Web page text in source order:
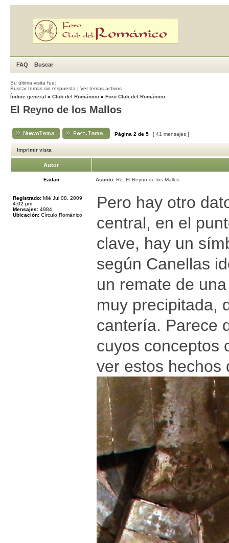
FAQ Buscar
Su última visita fue:
Buscar temas sin respuesta | Ver temas activos
Índice general » Club del Románico » Foro Club del Románico
El Reyno de los Mallos
Página 2 de 5 [ 41 mensajes ]
Imprimir vista
Autor
Eadan Asunto: Re: El Reyno de los Mallos
Registrado: Mié Jul 08, 2009
4:02 pm
Mensajes: 4984
Ubicación: Círculo Románico
Pero hay otro
central, en el
clave, hay un
según Canellas
un remate de
muy precipitada,
cantería. Parece
cuyos conceptos
ver estos hechos